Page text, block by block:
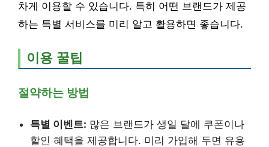
차게 이용할 수 있습니다. 특히 어떤 브랜드가 제공
하는 특별 서비스를 미리 알고 활용하면 좋습니다.
이용 꿀팁
절약하는 방법
특별 이벤트: 많은 브랜드가 생일 달에 쿠폰이나
할인 혜택을 제공합니다. 미리 가입해 두면 유용